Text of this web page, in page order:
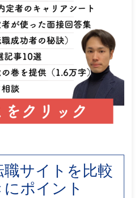
職サイトを比較
ポイント